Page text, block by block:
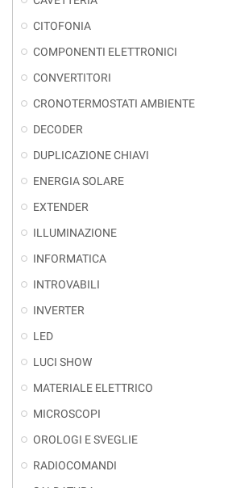
CITOFONIA
COMPONENTI ELETTRONICI
CONVERTITORI
CRONOTERMOSTATI AMBIENTE
DECODER
DUPLICAZIONE CHIAVI
ENERGIA SOLARE
EXTENDER
ILLUMINAZIONE
INFORMATICA
INTROVABILI
INVERTER
LED
LUCI SHOW
MATERIALE ELETTRICO
MICROSCOPI
OROLOGI E SVEGLIE
RADIOCOMANDI